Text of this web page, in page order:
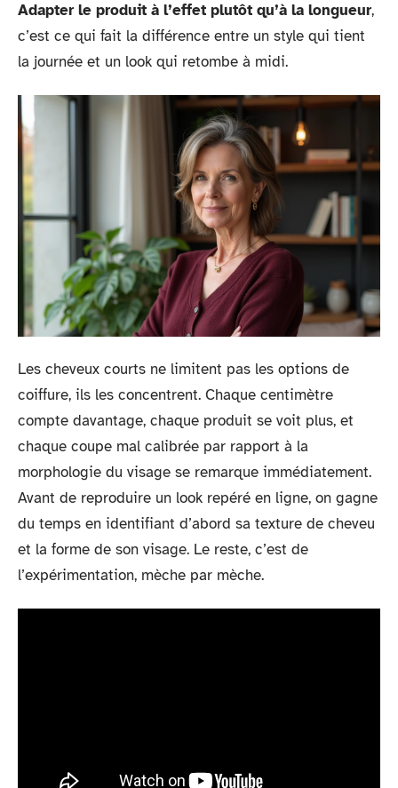
Adapter le produit à l’effet plutôt qu’à la longueur,
c’est ce qui fait la différence entre un style qui tient
la journée et un look qui retombe à midi.
Les cheveux courts ne limitent pas les options de
coiffure, ils les concentrent. Chaque centimètre
compte davantage, chaque produit se voit plus, et
chaque coupe mal calibrée par rapport à la
morphologie du visage se remarque immédiatement.
Avant de reproduire un look repéré en ligne, on gagne
du temps en identifiant d’abord sa texture de cheveu
et la forme de son visage. Le reste, c’est de
l’expérimentation, mèche par mèche.